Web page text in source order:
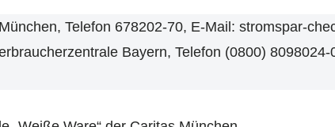
Telefon 678202-70, E-Mail: stromspar-
Bayern, Telefon (0800)